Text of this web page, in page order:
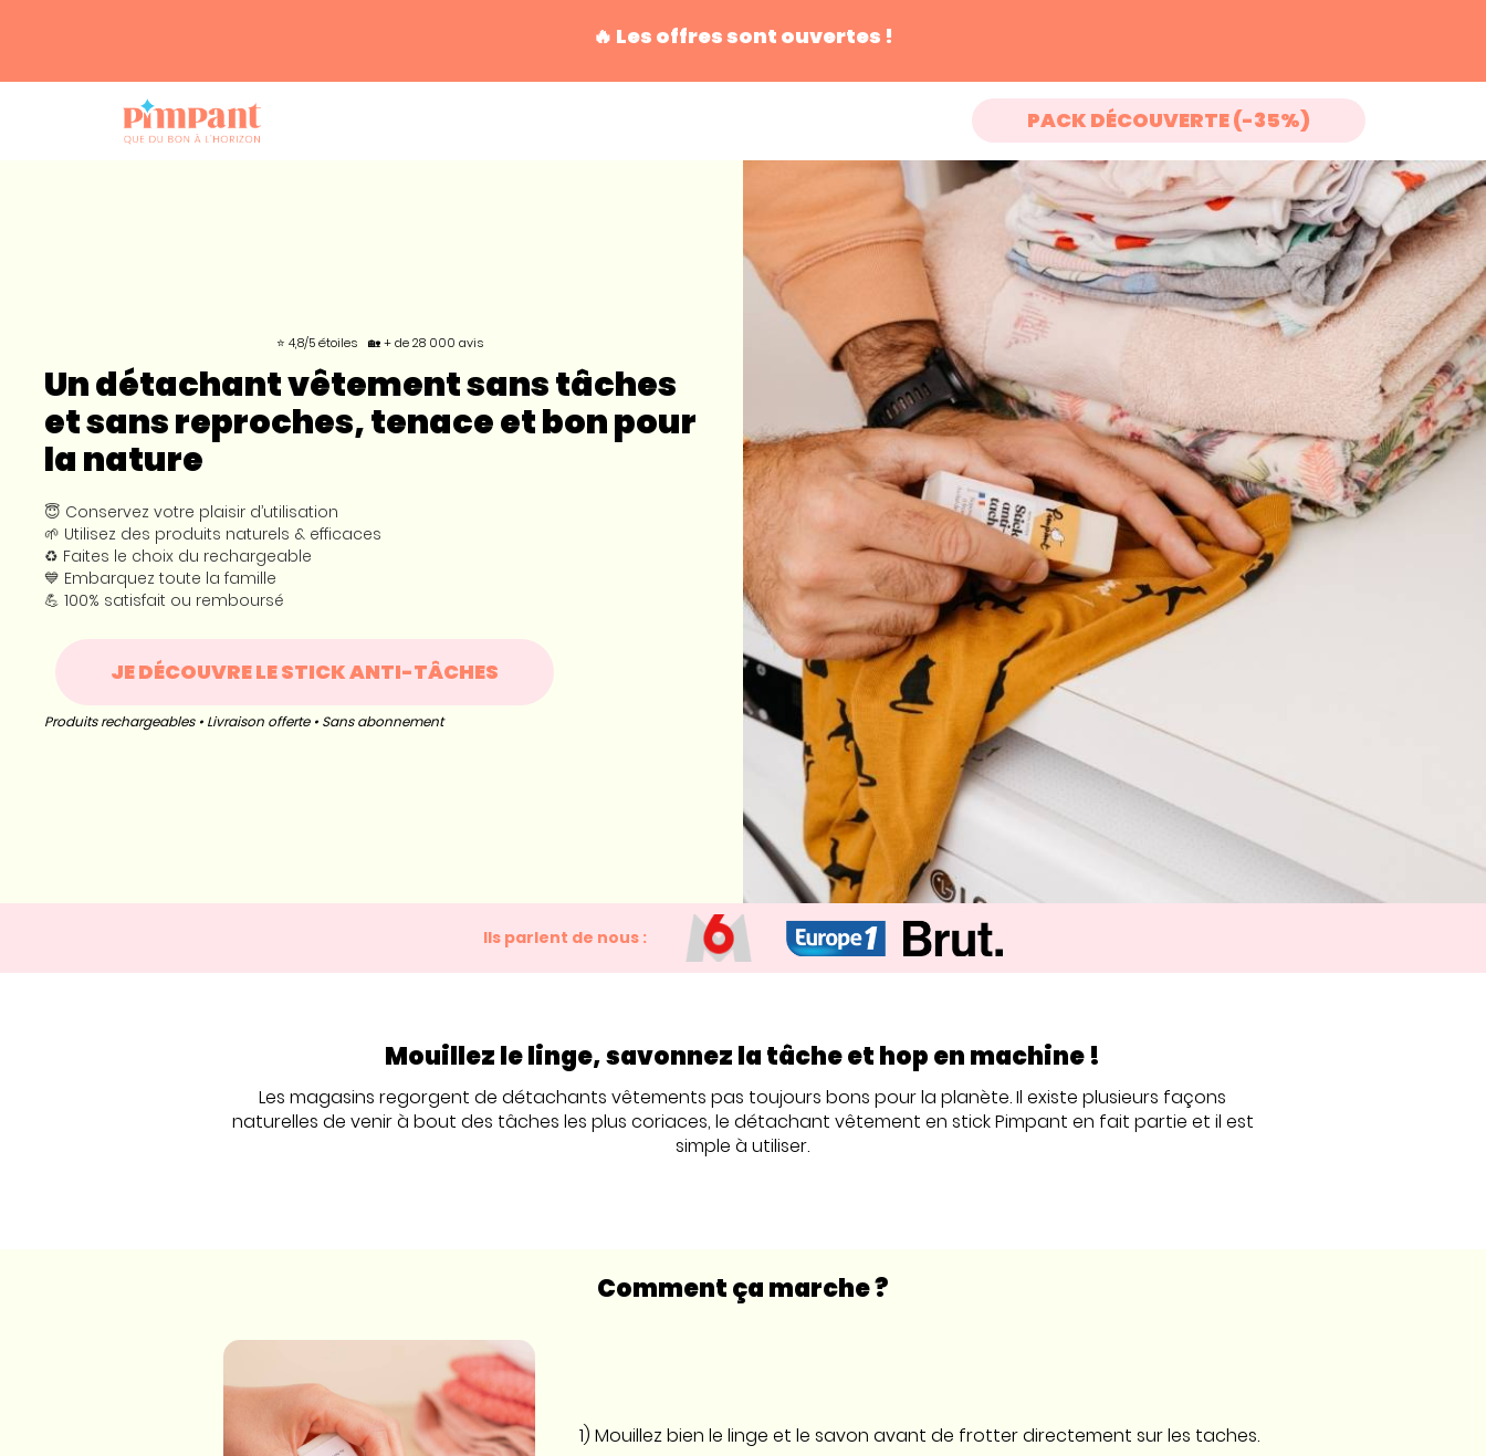
🔥 Les offres sont ouvertes !
PACK DÉCOUVERTE (-35%)
⭐ 4,8/5 étoiles 🏡 + de 28 000 avis
Un détachant vêtement sans tâches
et sans reproches, tenace et bon pour
la nature
😇 Conservez votre plaisir d’utilisation
🌱 Utilisez des produits naturels & efficaces
♻️ Faites le choix du rechargeable
💙 Embarquez toute la famille
💪 100% satisfait ou remboursé
JE DÉCOUVRE LE STICK ANTI-TÂCHES
Produits rechargeables • Livraison offerte • Sans abonnement
Ils parlent de nous :
Mouillez le linge, savonnez la tâche et hop en machine !
Les magasins regorgent de détachants vêtements pas toujours bons pour la planète. Il existe plusieurs façons
naturelles de venir à bout des tâches les plus coriaces, le détachant vêtement en stick Pimpant en fait partie et il est
simple à utiliser.
Comment ça marche ?
1) Mouillez bien le linge et le savon avant de frotter directement sur les taches.